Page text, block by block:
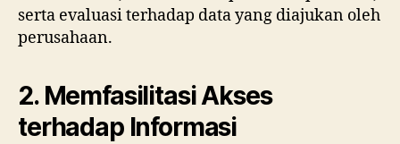
serta evaluasi terhadap data yang diajukan oleh
perusahaan.
2. Memfasilitasi Akses
terhadap Informasi